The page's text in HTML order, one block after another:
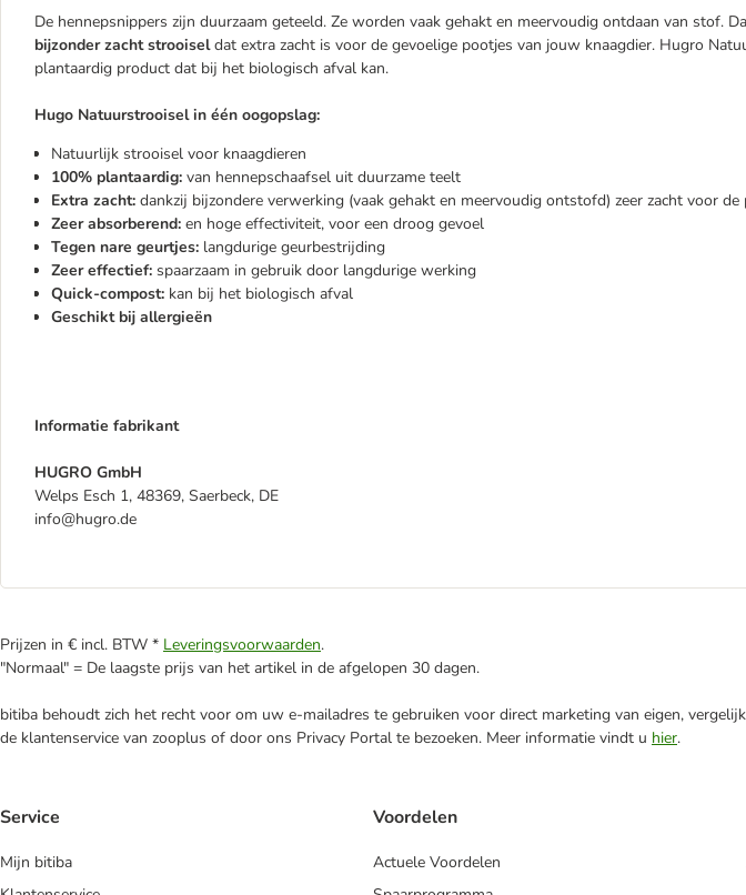
De hennepsnippers zijn duurzaam geteeld. Ze worden vaak gehakt en meervoudig ontdaan van stof.
bijzonder zacht strooiseldat extra zacht is voor de gevoelige pootjes van jouw knaagdier. Hugro
plantaardig product dat bij het biologisch afval kan.
Hugo Natuurstrooisel in één oogopslag:
Natuurlijk strooisel voor knaagdieren
100% plantaardig: van hennepschaafsel uit duurzame teelt
Extra zacht: dankzij bijzondere verwerking (vaak gehakt en meervoudig ontstofd) zeer zacht voor de
Zeer absorberend: en hoge effectiviteit, voor een droog gevoel
Tegen nare geurtjes: langdurige geurbestrijding
Zeer effectief: spaarzaam in gebruik door langdurige werking
Quick-compost: kan bij het biologisch afval
Geschikt bij allergieën
Informatie fabrikant
HUGRO GmbH
Welps Esch 1, 48369, Saerbeck, DE
info@hugro.de
Prijzen in € incl. BTW * Leveringsvoorwaarden.
"Normaal" = De laagste prijs van het artikel in de afgelopen 30 dagen.
bitiba behoudt zich het recht voor om uw e-mailadres te gebruiken voor direct marketing van eigen,
de klantenservice van zooplus of door ons Privacy Portal te bezoeken. Meer informatie vindt u hier.
Service
Mijn bitiba
Voordelen
Actuele Voordelen